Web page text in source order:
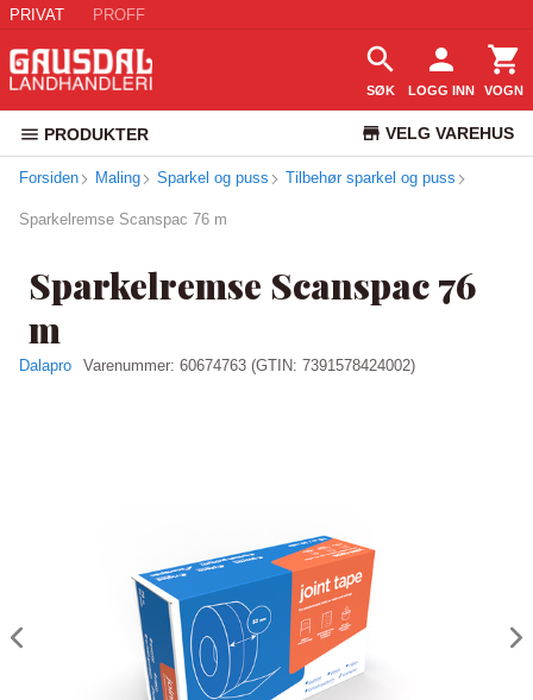
PRIVAT PROFF
SØK LOGG INN VOGN
PRODUKTER VELG VAREHUS
KUNDESERVICE
Forsiden Maling Sparkel og puss Tilbehør sparkel og puss
Sparkelremse Scanspac 76 m
Sparkelremse Scanspac 76
m
Dalapro Varenummer: 60674763 (GTIN: 7391578424002)